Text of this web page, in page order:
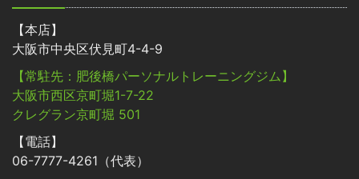
【本店】
大阪市中央区伏見町4-4-9
【常駐先：肥後橋パーソナルトレーニングジム】
大阪市西区京町堀1-7-22
クレグラン京町堀 501
【電話】
06-7777-4261（代表）